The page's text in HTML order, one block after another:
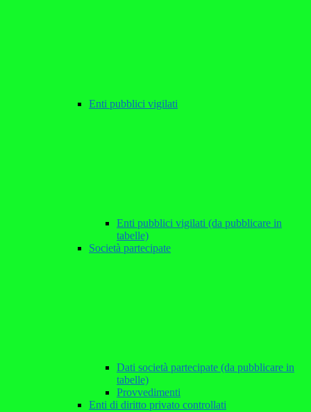
Enti pubblici vigilati
Enti pubblici vigilati (da pubblicare in
tabelle)
Società partecipate
Dati società partecipate (da pubblicare in
tabelle)
Provvedimenti
Enti di diritto privato controllati